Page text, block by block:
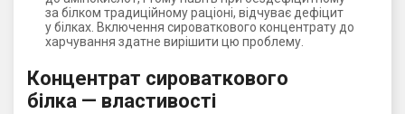
за білком традиційному раціоні, відчуває дефіцит
у білках. Включення сироваткового концентрату до
харчування здатне вирішити цю проблему.
Концентрат сироваткового
білка — властивості